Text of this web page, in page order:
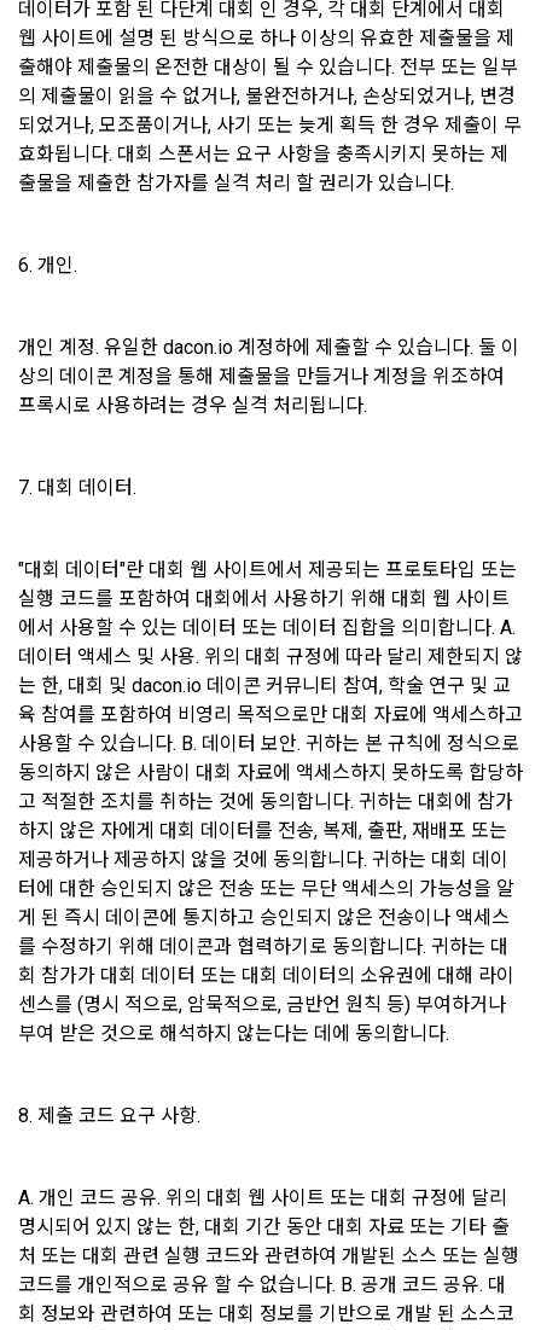
제 6 조 (개인정보)
1. “개인회원” 및 “인재회원”의 개인정보보호에 관해서는 관련법
령 및 본 약관에서 정한 바에 의한다.
2. “회사”는 이용계약과 서비스의 원활한 이행을 위하여 “개인회
원” 및 “인재회원”이 “서비스”를 이용하며 제공·생산한 정보를
에 제공한 개인정보의 수집과 이용에 대한 동의를 철회할 수 있
제 7 조 (서비스의 내용과 이용)
가. 대회
다. 인재풀 등록 서비스
라. 커리어 개발과 대회와 관련된 교육 제반 서비스
마. 기타 "회사"가 추가 개발하거나 제휴계약 등을 통해 "회원"에
게 제공하는 일체의 서비스
2. "회사"는 필요한 경우 서비스의 내용을 추가 또는 변경할 수
있다. 단, 이 경우 "회사"는 추가 또는 변경내용을 "회원"에게 공
지해야 한다.
3. 서비스의 이용은 “회사”의 업무상 또는 기술상 특별한 지장이
없는 한 연중무휴, 1년 24시간 서비스하는 것을 원칙으로 한다.
단, 시스템 정기점검 등의 필요로 인하여 “회사”가 정한 날 또는
시간과 불가항력의 사유가 발생한 때에는 예외로 한다.
제 8 조 (회원 정보 노출)
1. “회사”는 “인재회원”이 ‘데이콘 인재풀’에 등록 시 제공한 개인
정보는 별도의 가공이나 수정 없이 “기업회원”(채용 의뢰 기업)
에게 제공한다.
했을 경우, “기업회원”의 개인정보 열람에 동의한 것으로 간주하
며 "회사"는 이들 “기업회원”에게 무료/유료로 이력서 열람 서비
3. "회사"는 안정적인 서비스를 제공하기 위해 테스트 및 모니터
링 용도로 "사이트" 운영자가 ‘데이콘 인재풀 등록’ 정보를 열람
하도록 할 수 있다.
제 9 조 (구매신청 및 개인정보 제공 동의 등)
3) 운영자를 통한 문의 과정에서 웹페이지, 메일, 팩스, 전화 등
을 통해 이용자의 개인정보가 수집
4) 오프라인에서 진행되는 이벤트, 세미나, 시상식 등에서 서면
을 통해 개인정보가 수집
5) 데이콘과 제휴한 외부 기업이나 단체로부터 개인정보를 제공
제공합니다.
6) 기기정보와 같은 생성정보는 PC웹, 모바일 웹/앱 이용 과정
관리, 서비스 개발·제공 및 향상, 안전한 인터넷 이용환경 구축
등 아래의 목적으로만 개인정보를 이용합니다.
회원 가입 의사의 확인, 이용자 및 법정대리인의 본인 확인, 이용
자 식별, 회원탈퇴 의사의 확인 등 회원관리를 위하여 개인정보
를 이용합니다.
콘텐츠 등 기존 서비스 제공(광고 포함)에 더하여, 인구통계학적
분석, 서비스 방문 및 이용기록의 분석, 개인정보 및 관심에 기반
한 이용자간 관계의 형성, 지인 및 관심사 등에 기반한 맞춤형 서
비스 제공 등 신규 서비스 요소의 발굴 및 기존 서비스 개선 등
을 위하여 개인정보를 이용합니다.
법령 및 데이콘 이용약관을 위반하는 회원에 대한 이용 제한 조
치, 부정 이용 행위를 포함하여 서비스의 원활한 운영에 지장을
주는 행위에 대한 방지 및 제재, 계정도용 및 부정거래 방지, 약
니다.
유료 서비스 제공에 따르는 본인인증, 구매 및 요금 결제, 상품
및 서비스의 배송을 위하여 개인정보를 이용합니다.
이벤트 정보 및 참여기회 제공, 광고성 정보 제공 등 마케팅 및
프로모션 목적으로 개인정보를 이용합니다.
데이터가 포함 된 다단계 대회 인 경우, 각 대회 단계에서 대회
웹 사이트에 설명 된 방식으로 하나 이상의 유효한 제출물을 제
출해야 제출물의 온전한 대상이 될 수 있습니다. 전부 또는 일부
의 제출물이 읽을 수 없거나, 불완전하거나, 손상되었거나, 변경
되었거나, 모조품이거나, 사기 또는 늦게 획득 한 경우 제출이 무
효화됩니다. 대회 스폰서는 요구 사항을 충족시키지 못하는 제
출물을 제출한 참가자를 실격 처리 할 권리가 있습니다.
6. 개인.
개인 계정. 유일한 dacon.io 계정하에 제출할 수 있습니다. 둘 이
상의 데이콘 계정을 통해 제출물을 만들거나 계정을 위조하여
프록시로 사용하려는 경우 실격 처리됩니다.
7. 대회 데이터.
"대회 데이터"란 대회 웹 사이트에서 제공되는 프로토타입 또는
실행 코드를 포함하여 대회에서 사용하기 위해 대회 웹 사이트
에서 사용할 수 있는 데이터 또는 데이터 집합을 의미합니다. A.
데이터 액세스 및 사용. 위의 대회 규정에 따라 달리 제한되지 않
는 한, 대회 및 dacon.io 데이콘 커뮤니티 참여, 학술 연구 및 교
육 참여를 포함하여 비영리 목적으로만 대회 자료에 액세스하고
사용할 수 있습니다. B. 데이터 보안. 귀하는 본 규칙에 정식으로
동의하지 않은 사람이 대회 자료에 액세스하지 못하도록 합당하
고 적절한 조치를 취하는 것에 동의합니다. 귀하는 대회에 참가
하지 않은 자에게 대회 데이터를 전송, 복제, 출판, 재배포 또는
제공하거나 제공하지 않을 것에 동의합니다. 귀하는 대회 데이
터에 대한 승인되지 않은 전송 또는 무단 액세스의 가능성을 알
게 된 즉시 데이콘에 통지하고 승인되지 않은 전송이나 액세스
를 수정하기 위해 데이콘과 협력하기로 동의합니다. 귀하는 대
회 참가가 대회 데이터 또는 대회 데이터의 소유권에 대해 라이
센스를 (명시 적으로, 암묵적으로, 금반언 원칙 등) 부여하거나
부여 받은 것으로 해석하지 않는다는 데에 동의합니다.
8. 제출 코드 요구 사항.
A. 개인 코드 공유. 위의 대회 웹 사이트 또는 대회 규정에 달리
명시되어 있지 않는 한, 대회 기간 동안 대회 자료 또는 기타 출
처 또는 대회 관련 실행 코드와 관련하여 개발된 소스 또는 실행
코드를 개인적으로 공유 할 수 없습니다. B. 공개 코드 공유. 대
회 정보와 관련하여 또는 대회 정보를 기반으로 개발 된 소스코